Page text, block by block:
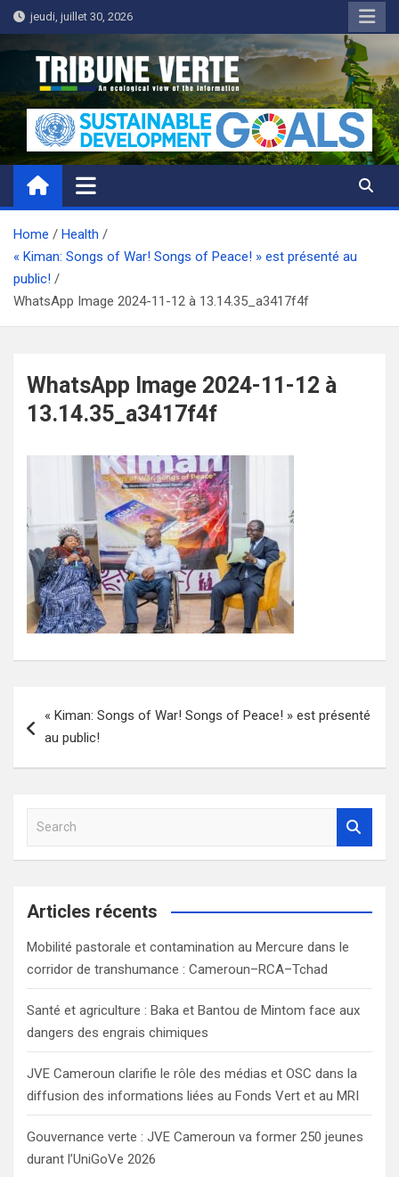
Skip
to
content
jeudi, juillet 30, 2026
Tribune Verte
Un regard écologique de l'information
Home
Health
« Kiman: Songs of War! Songs of Peace! » est présenté au
public!
WhatsApp Image 2024-11-12 à 13.14.35_a3417f4f
WhatsApp Image 2024-11-12 à
13.14.35_a3417f4f
de
« Kiman: Songs of War! Songs of Peace! » est présenté
au public!
a
c
Articles récents
Mobilité pastorale et contamination au Mercure dans le
corridor de transhumance : Cameroun–RCA–Tchad
Santé et agriculture : Baka et Bantou de Mintom face aux
dangers des engrais chimiques
JVE Cameroun clarifie le rôle des médias et OSC dans la
diffusion des informations liées au Fonds Vert et au MRI
Gouvernance verte : JVE Cameroun va former 250 jeunes
durant l’UniGoVe 2026